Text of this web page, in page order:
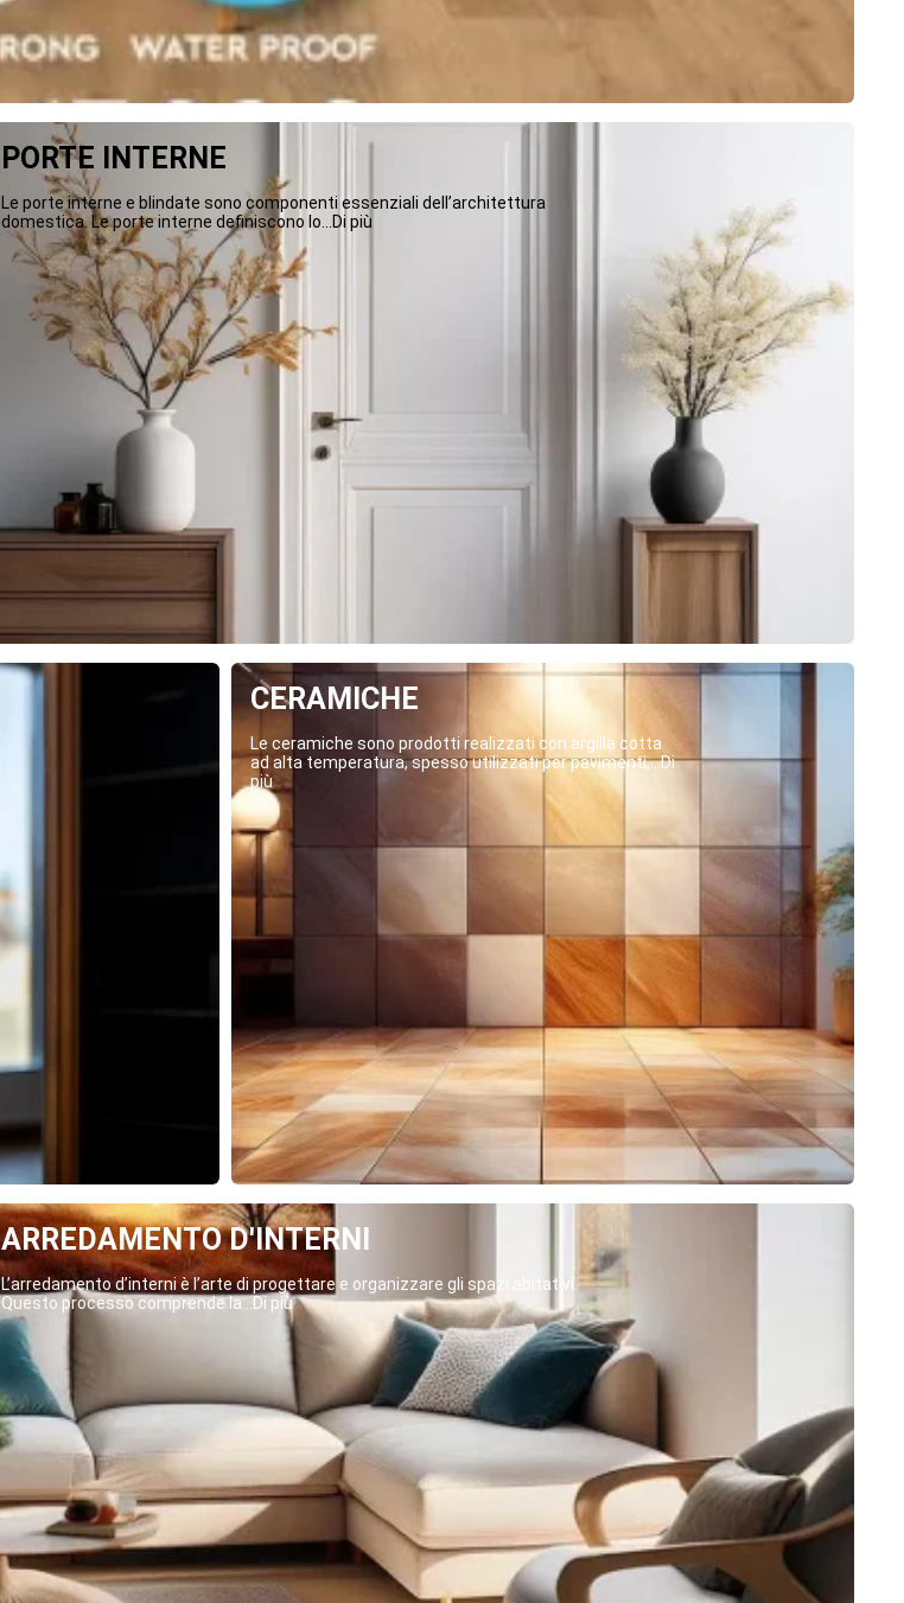
PORTE INTERNE
Le porte interne e blindate sono componenti essenziali dell’architettura
domestica. Le porte interne definiscono lo...Di più
CERAMICHE
Le ceramiche sono prodotti realizzati con argilla cotta
ad alta temperatura, spesso utilizzati per pavimenti,...Di
più
ARREDAMENTO D'INTERNI
L’arredamento d’interni è l’arte di progettare e organizzare gli spazi abitativi.
Questo processo comprende la...Di più